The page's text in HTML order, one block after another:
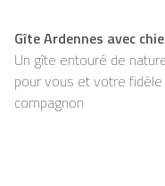
Gîte Ardennes avec
Un gîte entouré de
pour vous et votre fidèle
compagnon